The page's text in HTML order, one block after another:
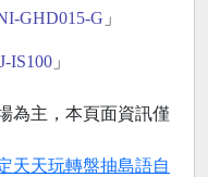
GHD015-G 」
IS100」
為主，本頁面資訊僅
天天玩轉盤抽島語自